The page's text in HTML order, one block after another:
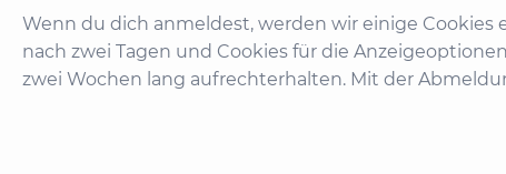
Wenn du dich anmeldest, werden wir einige
nach zwei Tagen und Cookies für die
zwei Wochen lang aufrechterhalten. Mit der